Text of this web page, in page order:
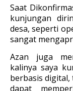
Saat
kunjungan
desa, seperti
sangat
Azan juga
kalinya saya
berbasis
dapat